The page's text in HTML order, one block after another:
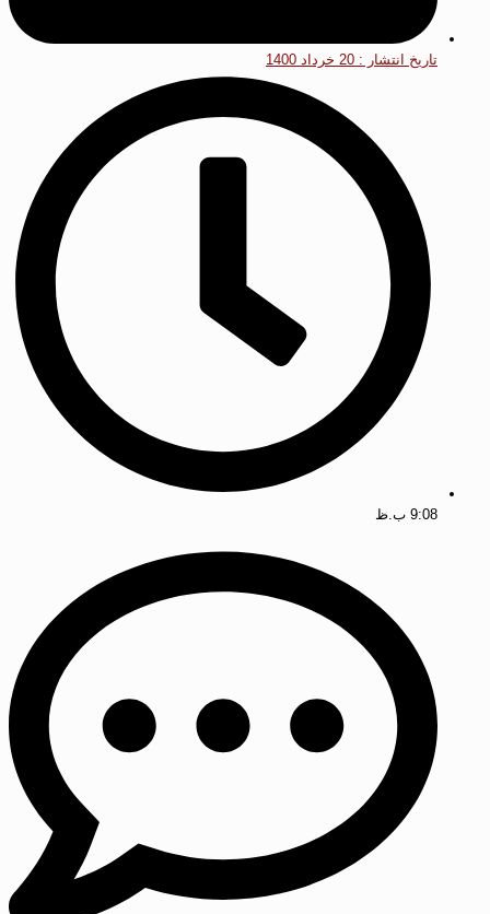
تاریخ انتشار : 20 خرداد 1400
9:08 ب.ظ